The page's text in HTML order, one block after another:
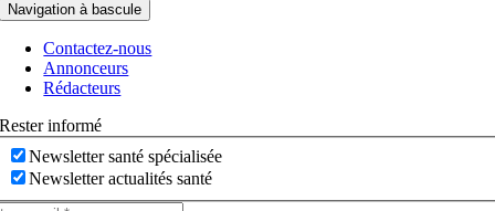
Navigation à bascule
Contactez-nous
Annonceurs
Rédacteurs
Rester informé
Newsletter santé spécialisée
Newsletter actualités santé